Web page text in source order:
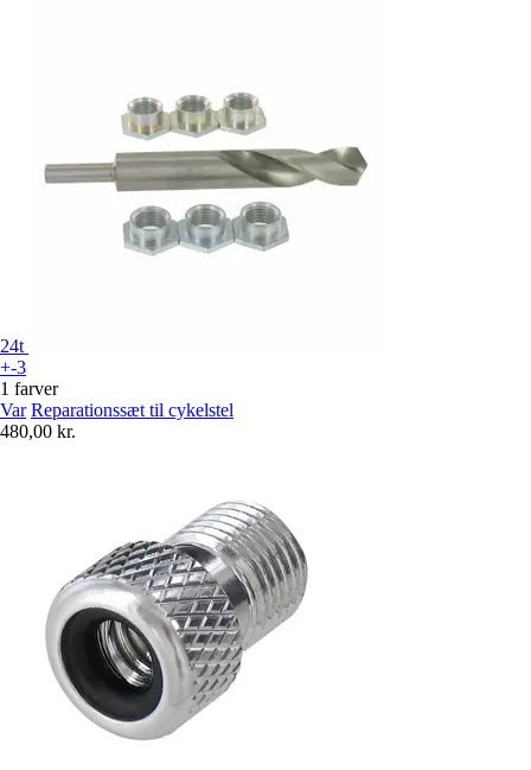
24t
+-3
1 farver
Var Reparationssæt til cykelstel
480,00 kr.